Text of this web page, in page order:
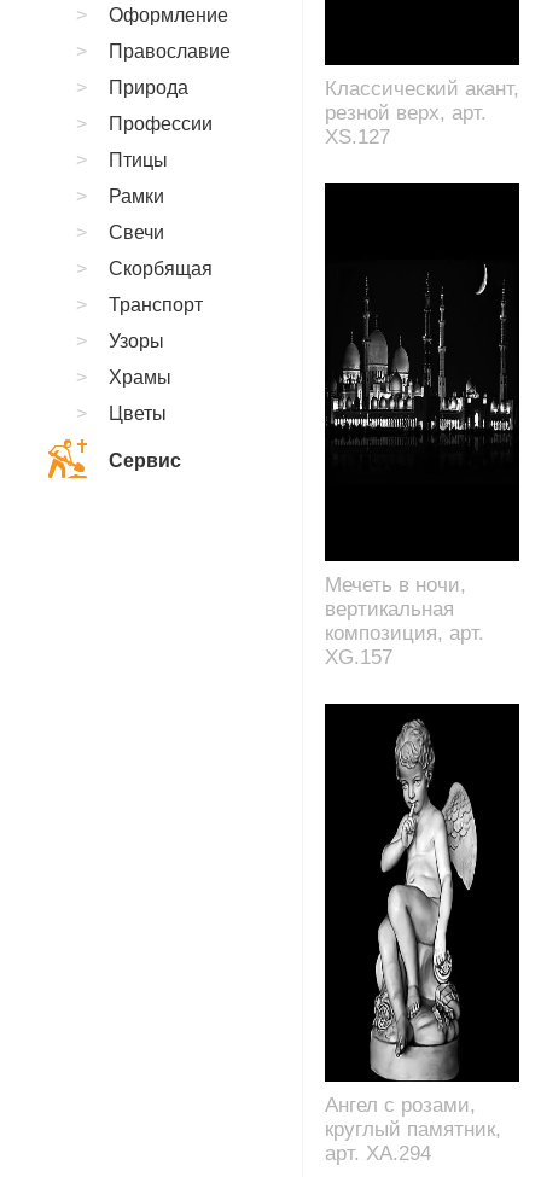
Классический акант,
резной верх, арт.
XS.127
Мечеть в ночи,
вертикальная
композиция, арт.
XG.157
Ангел с розами,
круглый памятник,
арт. XA.294
Оформление
Православие
Природа
Профессии
Птицы
Рамки
Свечи
Скорбящая
Транспорт
Узоры
Храмы
Цветы
Сервис